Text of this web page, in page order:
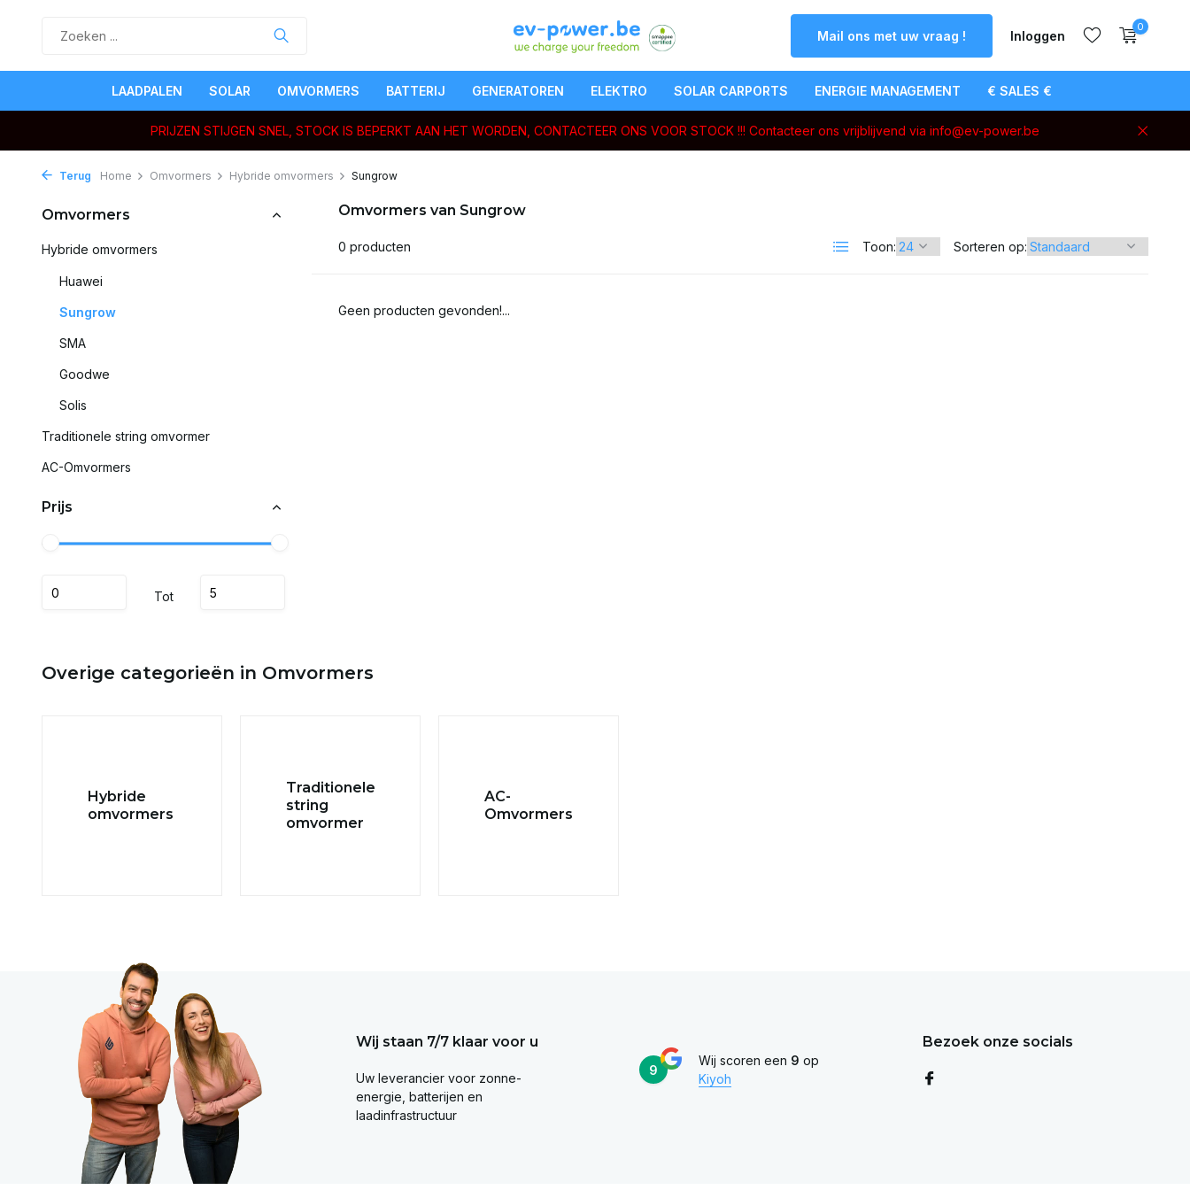
Mail ons met uw vraag ! Inloggen
0
LAADPALEN SOLAR OMVORMERS BATTERIJ GENERATOREN ELEKTRO SOLAR CARPORTS ENERGIE MANAGEMENT € SALES €
PRIJZEN STIJGEN SNEL, STOCK IS BEPERKT AAN HET WORDEN, CONTACTEER ONS VOOR STOCK !!! Contacteer ons vrijblijvend via info@ev-power.be
Terug Home Omvormers Hybride omvormers Sungrow
Omvormers
Hybride omvormers
Huawei
Sungrow
SMA
Goodwe
Solis
Traditionele string omvormer
AC-Omvormers
Prijs
Tot
Omvormers van Sungrow
0 producten Toon: Sorteren op:
Geen producten gevonden!...
Overige categorieën in Omvormers
Hybride
omvormers
Traditionele
string
omvormer
AC-
Omvormers
Wij staan 7/7 klaar voor u
Uw leverancier voor zonne-
energie, batterijen en
laadinfrastructuur
9
Wij scoren een 9 op
Kiyoh
Bezoek onze socials